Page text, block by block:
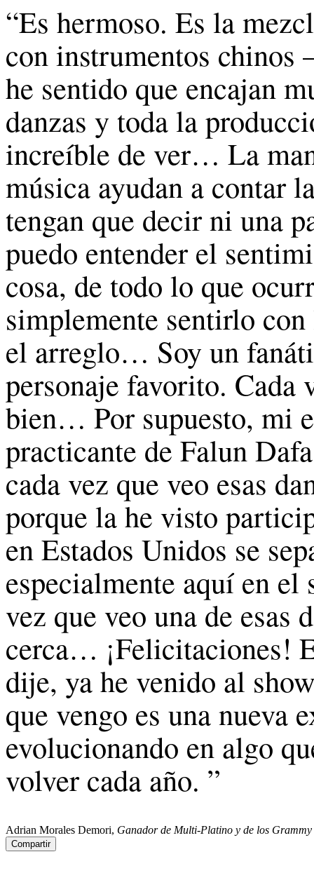
“Es hermoso. Es la
con instrumentos chinos
he sentido que encajan
danzas y toda la
increíble de ver… La
música ayudan a contar
tengan que decir ni una
puedo entender el
cosa, de todo lo que
simplemente sentirlo
el arreglo… Soy un
personaje favorito. Cada
bien… Por supuesto, mi
practicante de Falun
cada vez que veo esas
porque la he visto
en Estados Unidos se
especialmente aquí en
vez que veo una de esas
cerca… ¡Felicitaciones!
dije, ya he venido al
que vengo es una nueva
evolucionando en algo
volver cada año. ”
Adrian Morales Demori, Ganador de Multi-Platino y de los
Compartir